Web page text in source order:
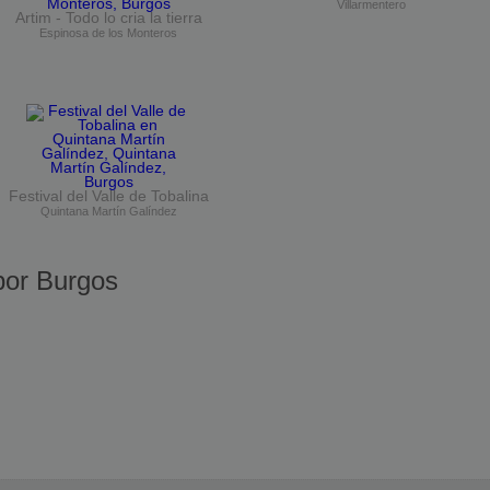
Artim - Todo lo cria la tierra
Espinosa de los Monteros
Villarmentero
Festival del Valle de Tobalina
Quintana Martín Galíndez
Burgos